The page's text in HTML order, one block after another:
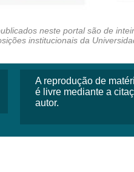
A reprodução de
é livre mediante a
autor.